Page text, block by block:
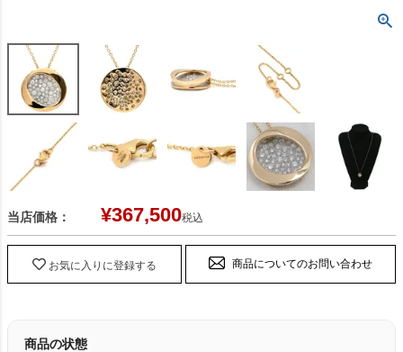
当店価格： ¥367,500税込
お気に入りに登録する 商品についてのお問い合わせ
商品の状態